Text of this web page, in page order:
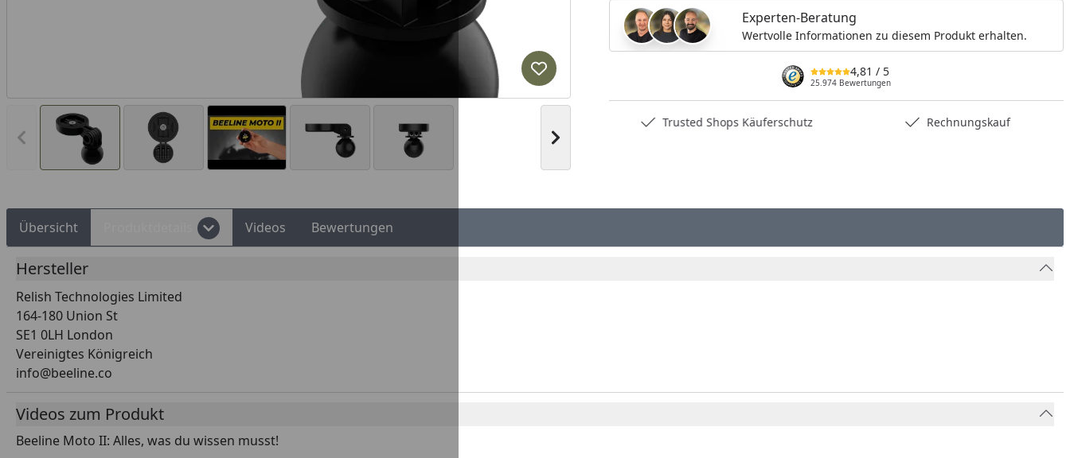
Vorheriges Bild anzeigen
Youtube-Video
Nächstes Bild anzeigen
Produkt zur Wunschliste hinzufügen
Experten-Beratung
Wertvolle Informationen zu diesem Produkt erhalten.
4,81 / 5
25.974 Bewertungen
Montageservice Deutschlands bester Händler Trusted Shops Käuferschutz Rechnungskauf
Übersicht Videos Bewertungen
Hersteller
Relish Technologies Limited
164-180 Union St
SE1 0LH London
Vereinigtes Königreich
info@beeline.co
Videos zum Produkt
Beeline Moto II: Alles, was du wissen musst!